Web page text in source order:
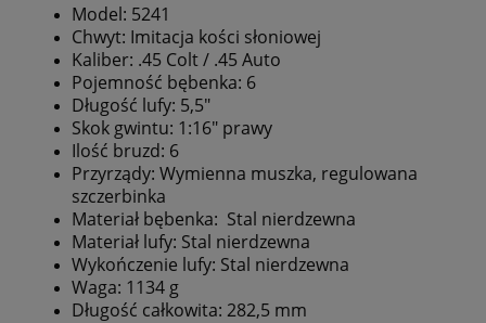
Model: 5241
Chwyt: Imitacja kości słoniowej
Kaliber: .45 Colt / .45 Auto
Pojemność bębenka: 6
Długość lufy: 5,5"
Skok gwintu: 1:16" prawy
Ilość bruzd: 6
Przyrządy: Wymienna muszka, regulowana
szczerbinka
Materiał bębenka: Stal nierdzewna
Materiał lufy: Stal nierdzewna
Wykończenie lufy: Stal nierdzewna
Waga: 1134 g
Długość całkowita: 282,5 mm